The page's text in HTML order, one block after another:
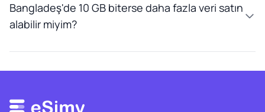
Bangladeş'de 10 GB biterse daha fazla veri satın
alabilir miyim?